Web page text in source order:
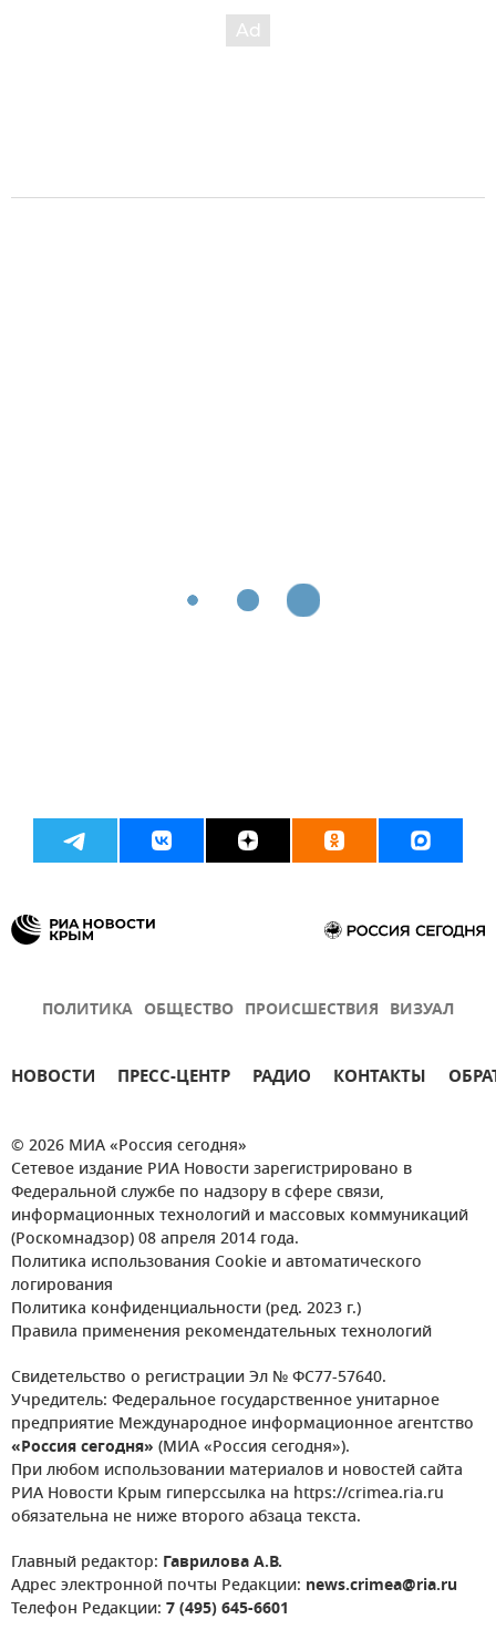
ПОЛИТИКА ОБЩЕСТВО ПРОИСШЕСТВИЯ ВИЗУАЛ
НОВОСТИ ПРЕСС-ЦЕНТР РАДИО КОНТАКТЫ
© 2026 МИА «Россия сегодня»
Сетевое издание РИА Новости зарегистрировано в
Федеральной службе по надзору в сфере связи,
информационных технологий и массовых коммуникаций
(Роскомнадзор) 08 апреля 2014 года.
Политика использования Cookie и автоматического
логирования
Политика конфиденциальности (ред. 2023 г.)
Правила применения рекомендательных технологий
Свидетельство о регистрации Эл № ФС77-57640.
Учредитель: Федеральное государственное унитарное
предприятие Международное информационное агентство
«Россия сегодня» (МИА «Россия сегодня»).
При любом использовании материалов и новостей сайта
РИА Новости Крым гиперссылка на https://crimea.ria.ru
обязательна не ниже второго абзаца текста.
Главный редактор: Гаврилова А.В.
Адрес электронной почты Редакции: news.crimea@ria.ru
Телефон Редакции: 7 (495) 645-6601